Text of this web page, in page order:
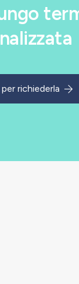
richiederla